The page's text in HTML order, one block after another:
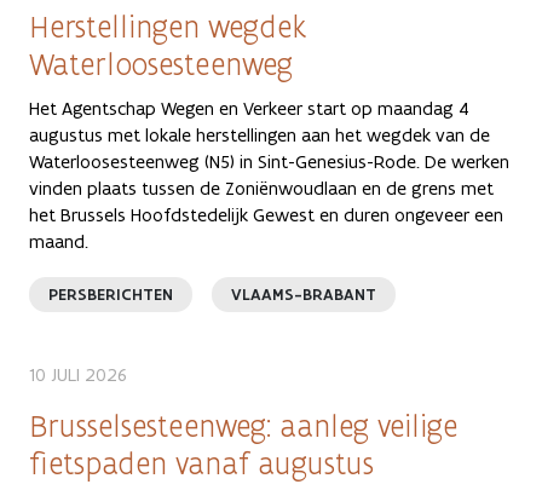
Herstellingen wegdek
Waterloosesteenweg
Het Agentschap Wegen en Verkeer start op maandag 4
augustus met lokale herstellingen aan het wegdek van de
Waterloosesteenweg (N5) in Sint-Genesius-Rode. De werken
vinden plaats tussen de Zoniënwoudlaan en de grens met
het Brussels Hoofdstedelijk Gewest en duren ongeveer een
maand.
PERSBERICHTEN VLAAMS-BRABANT
10 JULI 2026
Brusselsesteenweg: aanleg veilige
fietspaden vanaf augustus